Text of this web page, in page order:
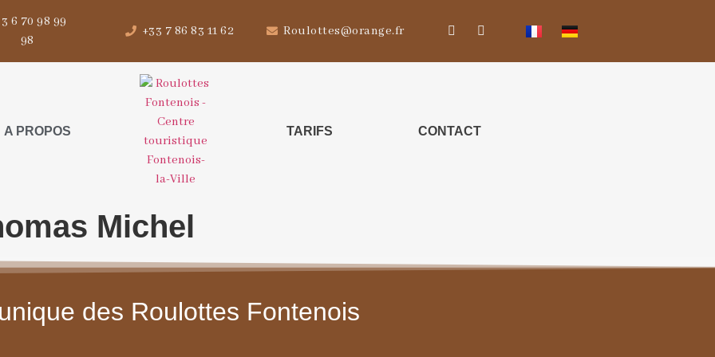
6 70 98 99
98
+33 7 86 83 11 62 Roulottes@orange.fr
A PROPOS TARIFS CONTACT
Michel
des Roulottes Fontenois